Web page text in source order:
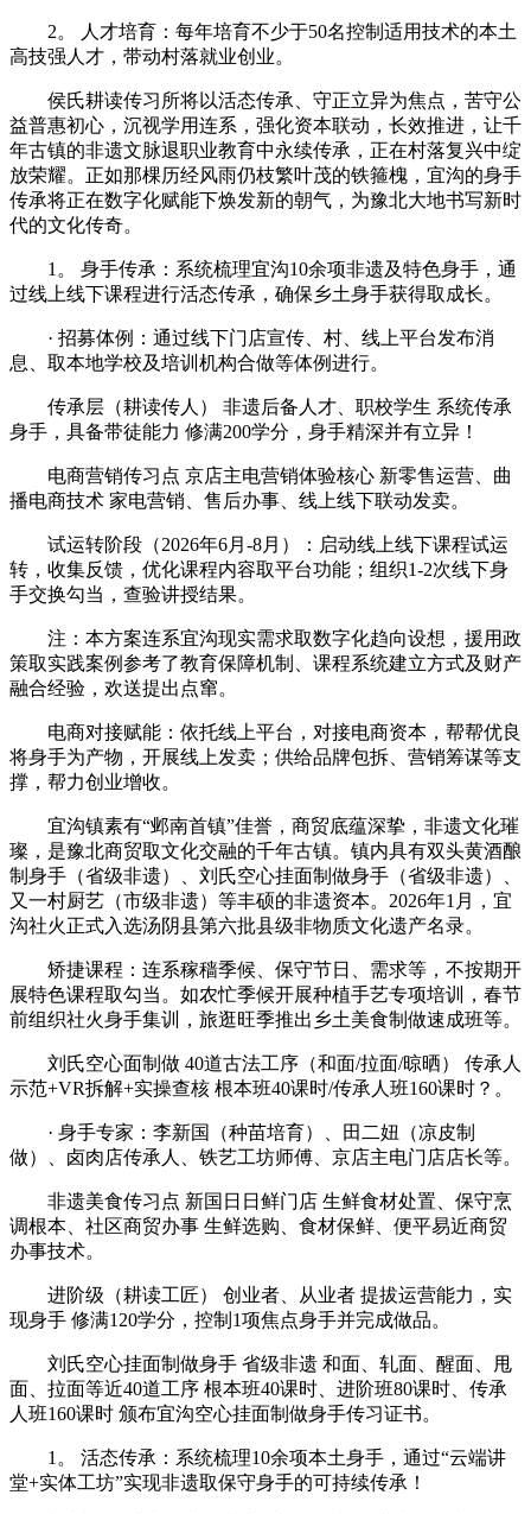
2。 人才培育：每年培育不少于50名控制适用技术的本土
高技强人才，带动村落就业创业。
侯氏耕读传习所将以活态传承、守正立异为焦点，苦守公
益普惠初心，沉视学用连系，强化资本联动，长效推进，让千
年古镇的非遗文脉退职业教育中永续传承，正在村落复兴中绽
放荣耀。正如那棵历经风雨仍枝繁叶茂的铁箍槐，宜沟的身手
传承将正在数字化赋能下焕发新的朝气，为豫北大地书写新时
代的文化传奇。
1。 身手传承：系统梳理宜沟10余项非遗及特色身手，通
过线上线下课程进行活态传承，确保乡土身手获得取成长。
· 招募体例：通过线下门店宣传、村、线上平台发布消
息、取本地学校及培训机构合做等体例进行。
传承层（耕读传人） 非遗后备人才、职校学生 系统传承
身手，具备带徒能力 修满200学分，身手精深并有立异！
电商营销传习点 京店主电营销体验核心 新零售运营、曲
播电商技术 家电营销、售后办事、线上线下联动发卖。
‌试运转阶段（2026年6月-8月）‌：启动线上线下课程试运
转，收集反馈，优化课程内容取平台功能；组织1-2次线下身
手交换勾当，查验讲授结果。
注：本方案连系宜沟现实需求取数字化趋向设想，援用政
策取实践案例参考了教育保障机制、课程系统建立方式及财产
融合经验，欢送提出点窜。
‌电商对接赋能‌：依托线上平台，对接电商资本，帮帮优良
将身手为产物，开展线上发卖；供给品牌包拆、营销筹谋等支
撑，帮力创业增收。
宜沟镇素有“邺南首镇”佳誉，商贸底蕴深挚，非遗文化璀
璨，是豫北商贸取文化交融的千年古镇。镇内具有双头黄酒酿
制身手（省级非遗）、刘氏空心挂面制做身手（省级非遗）、
又一村厨艺（市级非遗）等丰硕的非遗资本。2026年1月，宜
沟社火正式入选汤阴县第六批县级非物质文化遗产名录。
‌矫捷课程‌：连系稼穑季候、保守节日、需求等，不按期开
展特色课程取勾当。如农忙季候开展种植手艺专项培训，春节
前组织社火身手集训，旅逛旺季推出乡土美食制做速成班等。
刘氏空心面制做 40道古法工序（和面/拉面/晾晒） 传承人
示范+VR拆解+实操查核 根本班40课时/传承人班160课时？。
· 身手专家：李新国（种苗培育）、田二妞（凉皮制
做）、卤肉店传承人、铁艺工坊师傅、京店主电门店店长等。
非遗美食传习点 新国日日鲜门店 生鲜食材处置、保守烹
调根本、社区商贸办事 生鲜选购、食材保鲜、便平易近商贸
办事技术。
进阶级（耕读工匠） 创业者、从业者 提拔运营能力，实
现身手 修满120学分，控制1项焦点身手并完成做品。
刘氏空心挂面制做身手 省级非遗 和面、轧面、醒面、甩
面、拉面等近40道工序 根本班40课时、进阶班80课时、传承
人班160课时 颁布宜沟空心挂面制做身手传习证书。
1。 活态传承：系统梳理10余项本土身手，通过“云端讲
堂+实体工坊”实现非遗取保守身手的可持续传承！